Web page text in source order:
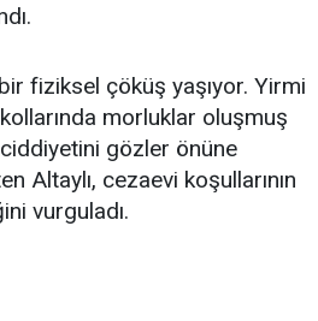
fiziksel çöküş yaşıyor. Yirmi
morluklar oluşmuş
gözler önüne
Altaylı, cezaevi koşullarının
vurguladı.